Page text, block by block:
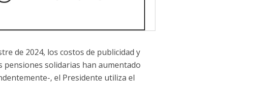
de 2024, los costos de publicidad y
pensiones solidarias han aumentado
, el Presidente utiliza el